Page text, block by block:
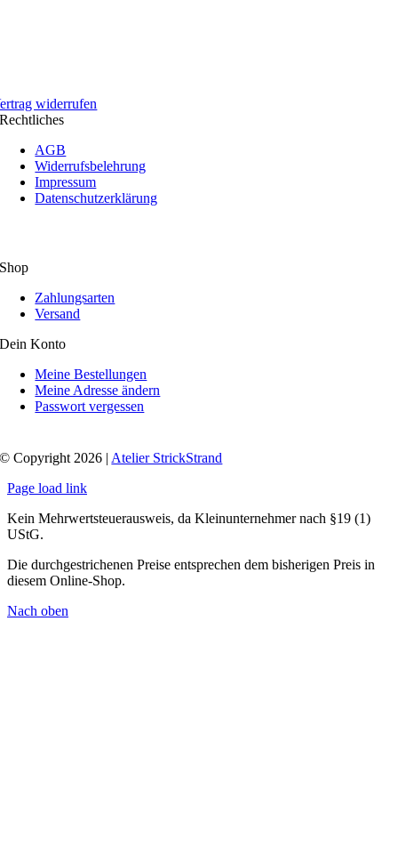
widerrufen
Rechtliches
AGB
Widerrufsbelehrung
Impressum
Datenschutzerklärung
Shop
Zahlungsarten
Versand
Dein Konto
Meine Bestellungen
Meine Adresse ändern
Passwort vergessen
© Copyright 2026 |Atelier StrickStrand
Page load link
Kein Mehrwertsteuerausweis, da Kleinunternehmer nach §19 (1)
UStG.
Die durchgestrichenen Preise entsprechen dem bisherigen Preis in
diesem Online-Shop.
Nach oben